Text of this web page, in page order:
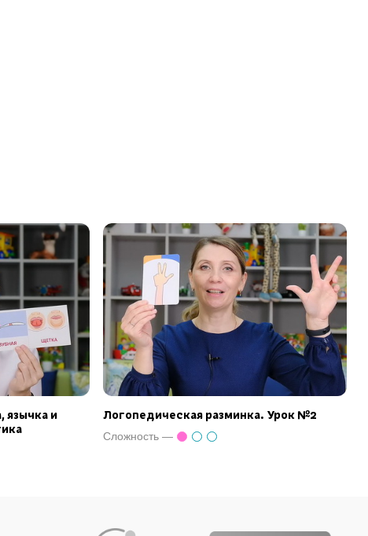
язычка и
Логопедическая разминка. Урок №2
Сложность —